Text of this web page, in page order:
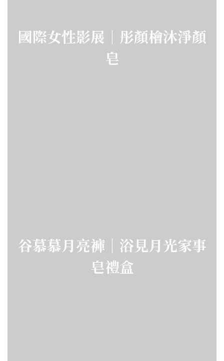
國際女性影展｜彤顏檜沐淨顏
皂
谷慕慕月亮褲｜浴見月光家事
皂禮盒